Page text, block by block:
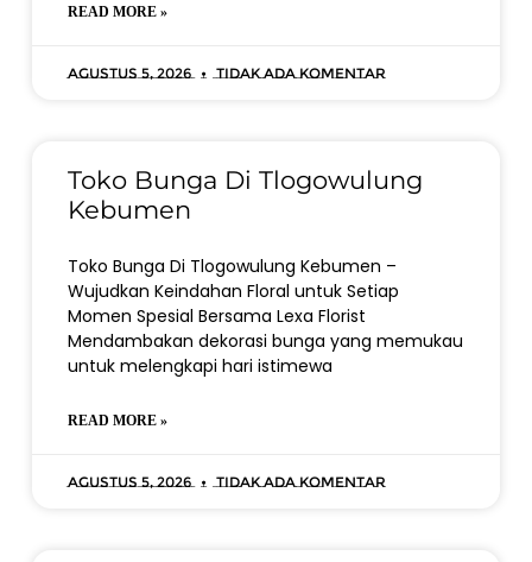
READ MORE »
Agustus 5, 2026 Tidak ada komentar
Toko Bunga Di Tlogowulung
Kebumen
Toko Bunga Di Tlogowulung Kebumen –
Wujudkan Keindahan Floral untuk Setiap
Momen Spesial Bersama Lexa Florist
Mendambakan dekorasi bunga yang memukau
untuk melengkapi hari istimewa
READ MORE »
Agustus 5, 2026 Tidak ada komentar